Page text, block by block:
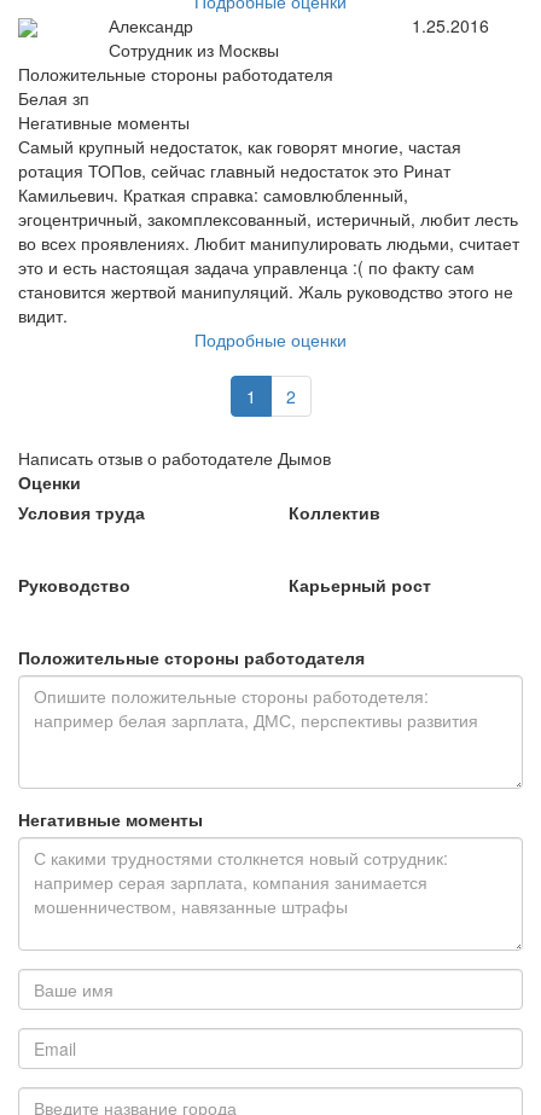
Александр
Сотрудник из Москвы
1.25.2016
Положительные стороны работодателя
Белая зп
Негативные моменты
Самый крупный недостаток, как говорят многие, частая
ротация ТОПов, сейчас главный недостаток это Ринат
Камильевич. Краткая справка: самовлюбленный,
эгоцентричный, закомплексованный, истеричный, любит лесть
во всех проявлениях. Любит манипулировать людьми, считает
это и есть настоящая задача управленца :( по факту сам
становится жертвой манипуляций. Жаль руководство этого не
видит.
Подробные оценки
1 2
Написать отзыв о работодателе Дымов
Оценки
Условия труда
Коллектив
Руководство Карьерный рост
Положительные стороны работодателя
Негативные моменты